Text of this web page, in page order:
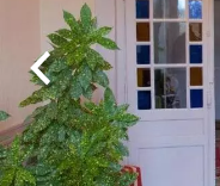
بعدی